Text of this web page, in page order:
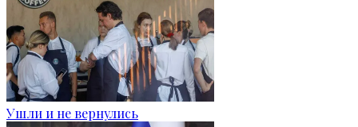
Ушли и не вернулись